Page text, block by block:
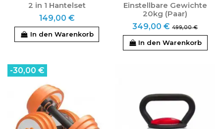
2 in 1 Hantelset
149,00 €
In den Warenkorb
Einstellbare Gewichte
20kg (Paar)
349,00 € 499,00 €
In den Warenkorb
-30,00 €